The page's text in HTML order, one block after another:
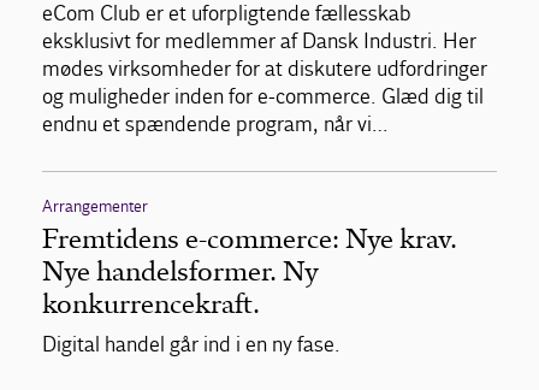
eCom Club er et uforpligtende fællesskab
eksklusivt for medlemmer af Dansk Industri. Her
mødes virksomheder for at diskutere udfordringer
og muligheder inden for e-commerce. Glæd dig til
endnu et spændende program, når vi…
Arrangementer
Fremtidens e-commerce: Nye krav.
Nye handelsformer. Ny
konkurrencekraft.
Digital handel går ind i en ny fase.